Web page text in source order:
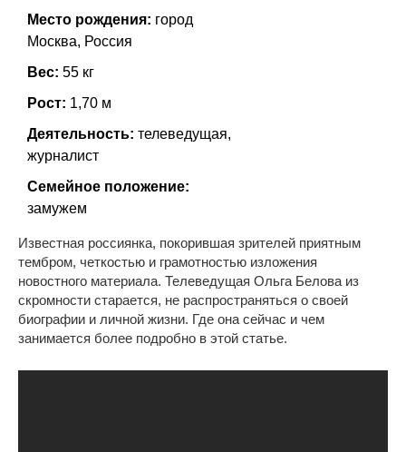
Место рождения: город
Москва, Россия
Вес: 55 кг
Рост: 1,70 м
Деятельность: телеведущая,
журналист
Семейное положение:
замужем
Известная россиянка, покорившая зрителей приятным
тембром, четкостью и грамотностью изложения
новостного материала. Телеведущая Ольга Белова из
скромности старается, не распространяться о своей
биографии и личной жизни. Где она сейчас и чем
занимается более подробно в этой статье.